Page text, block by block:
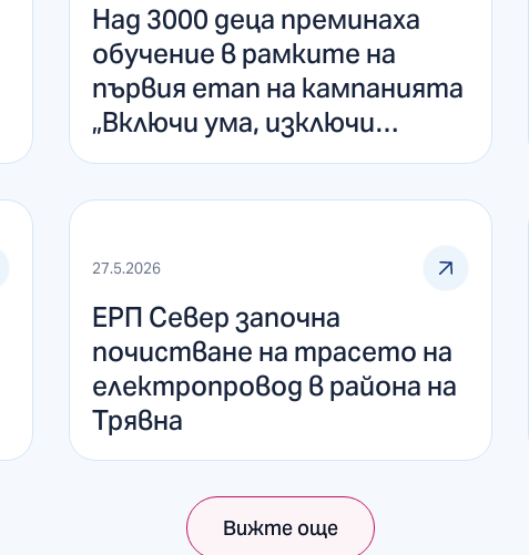
Над 3000 деца преминаха
обучение в рамките на
първия етап на кампанията
„Включи ума, изключи
опасността!“ на ЕНЕРГО-
ПРО
27.5.2026
ЕРП Север започна
почистване на трасето на
електропровод в района на
Трявна
Вижте още